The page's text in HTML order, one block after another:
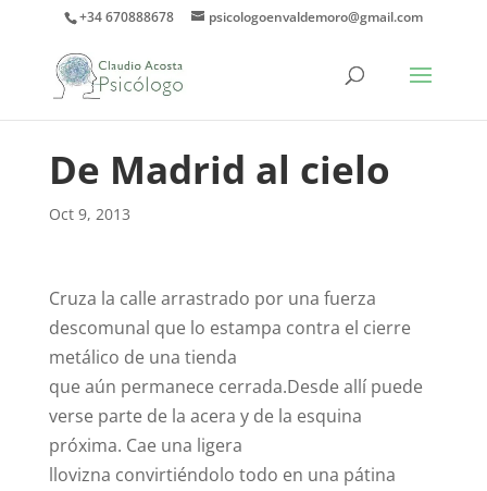
+34 670888678 psicologoenvaldemoro@gmail.com
De Madrid al cielo
Oct 9, 2013
Cruza la calle arrastrado por una fuerza
descomunal que lo estampa contra el cierre
metálico de una tienda
que aún permanece cerrada.Desde allí puede
verse parte de la acera y de la esquina
próxima. Cae una ligera
llovizna convirtiéndolo todo en una pátina